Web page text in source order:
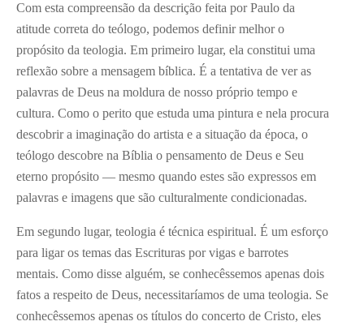
Com esta compreensão da descrição feita por Paulo da
atitude correta do teólogo, podemos definir melhor o
propósito da teologia. Em primeiro lugar, ela constitui uma
reflexão sobre a mensagem bíblica. É a tentativa de ver as
palavras de Deus na moldura de nosso próprio tempo e
cultura. Como o perito que estuda uma pintura e nela procura
descobrir a imaginação do artista e a situação da época, o
teólogo descobre na Bíblia o pensamento de Deus e Seu
eterno propósito — mesmo quando estes são expressos em
palavras e imagens que são culturalmente condicionadas.
Em segundo lugar, teologia é técnica espiritual. É um esforço
para ligar os temas das Escrituras por vigas e barrotes
mentais. Como disse alguém, se conhecêssemos apenas dois
fatos a respeito de Deus, necessitaríamos de uma teologia. Se
conhecêssemos apenas os títulos do concerto de Cristo, eles